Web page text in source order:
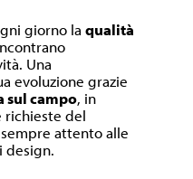
giorno laqualità
Una
evoluzione grazie
sul campo, in
richieste del
attento alle
design.